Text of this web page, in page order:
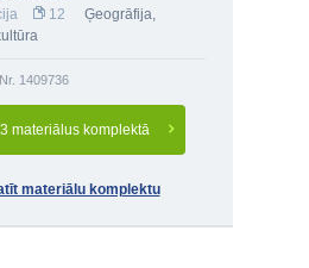
12 Ģeogrāfija,
1409736
materiālus komplektā
materiālu komplektu